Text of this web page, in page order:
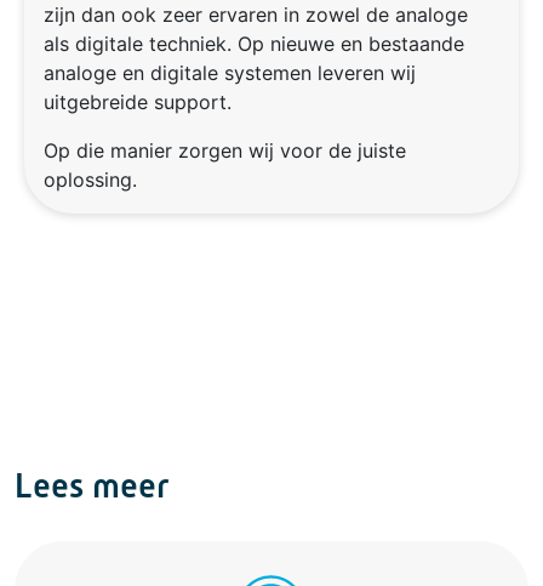
zijn dan ook zeer ervaren in zowel de analoge
als digitale techniek. Op nieuwe en bestaande
analoge en digitale systemen leveren wij
uitgebreide support.
Op die manier zorgen wij voor de juiste
oplossing.
Lees meer